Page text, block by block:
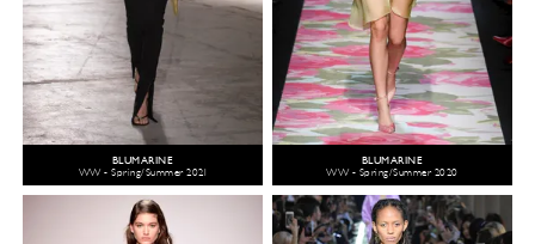
BLUMARINE
WW - Spring/Summer 2021
BLUMARINE
WW - Spring/Summer 2020